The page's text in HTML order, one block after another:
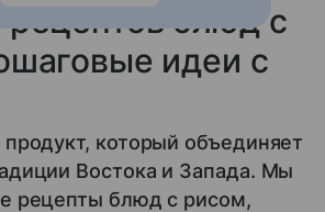
блюд с
идеи с
который объединяет
Востока и Запада. Мы
рецепты блюд с рисом,